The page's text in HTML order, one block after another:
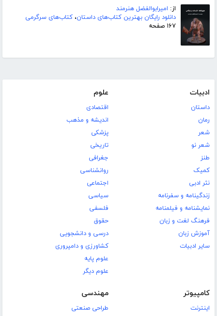
از: امیرابوالفضل هنرمند
دانلود رایگان بهترین کتاب‌های داستان، کتاب‌های سرگرمی
۱۶۷ صفحه
ادبیات
داستان
رمان
شعر
شعر نو
طنز
کمیک
نثر ادبی
زندگینامه و سفرنامه
نمایشنامه و فیلمنامه
فرهنگ لغت و زبان
آموزش زبان
سایر ادبیات
علوم
اقتصادی
اندیشه و مذهب
پزشکی
تاریخی
جغرافی
روانشناسی
اجتماعی
سیاسی
فلسفی
حقوق
درسی و دانشجویی
کشاورزی و دامپروری
علوم پایه
علوم دیگر
کامپیوتر
اینترنت
مهندسی
طراحی صنعتی